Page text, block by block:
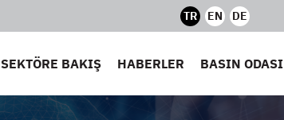
TR EN DE
SEKTÖRE BAKIŞ HABERLER BASIN ODASI